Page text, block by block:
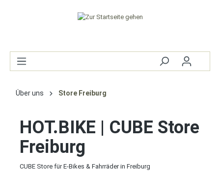
Über uns Store Freiburg
HOT.BIKE | CUBE Store
Freiburg
CUBE Store für E-Bikes & Fahrräder in Freiburg